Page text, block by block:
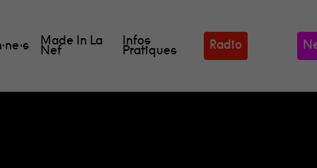
Made In La
Nef
Infos
Pratiques Radio